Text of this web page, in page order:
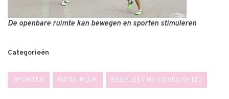
De openbare ruimte kan bewegen en sporten stimuleren
Categorieën
SPORTEN NATUURLIJK REGELGEVING EN VEILIGHEID